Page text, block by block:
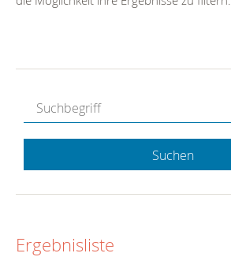
Suchen
Ergebnisliste